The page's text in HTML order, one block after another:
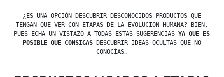
¿ES UNA OPCIÓN DESCUBRIR DESCONOCIDOS PRODUCTOS QUE
TENGAN QUE VER CON ETAPAS DE LA EVOLUCION HUMANA? BIEN,
PUES ECHA UN VISTAZO A TODAS ESTAS SUGERENCIAS YA QUE ES
POSIBLE QUE CONSIGASDESCUBRIR IDEAS OCULTAS QUE NO
CONOCÍAS.